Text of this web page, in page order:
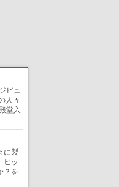
ビュ
人々
堂入
に製
ヒッ
？を